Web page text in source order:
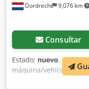
Dordrecht 9,076 km
Consultar
Estado: nuevo, Año de
máquina/vehículo:
1,340